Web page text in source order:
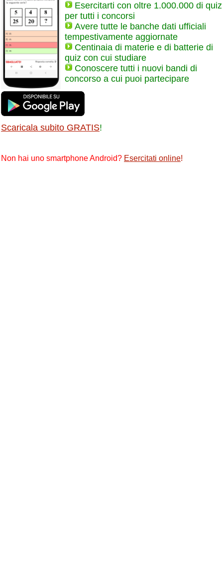
Esercitarti con oltre 1.000.000 di quiz
per tutti i concorsi
Avere tutte le banche dati ufficiali
tempestivamente aggiornate
Centinaia di materie e di batterie di
quiz con cui studiare
Conoscere tutti i nuovi bandi di
concorso a cui puoi partecipare
Scaricala subito GRATIS!
Non hai uno smartphone Android? Esercitati online!